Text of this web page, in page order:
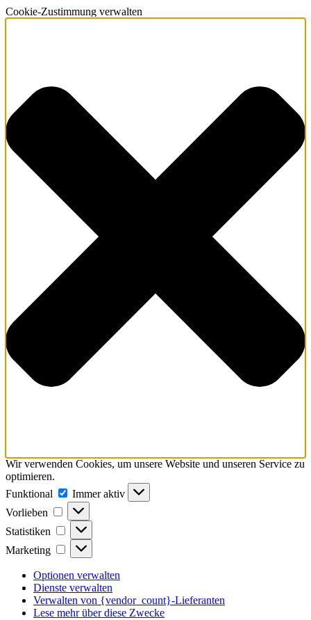
Cookie-Zustimmung verwalten
Wir verwenden Cookies, um unsere Website und unseren Service zu
optimieren.
Funktional
Funktional
Immer aktiv
Vorlieben
Vorlieben
Statistiken Statistiken
Marketing Marketing
Optionen verwalten
Dienste verwalten
Verwalten von {vendor_count}-Lieferanten
Lese mehr über diese Zwecke